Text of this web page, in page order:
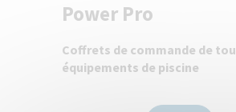
Power Pro
Coffrets de commande de
équipements de piscine